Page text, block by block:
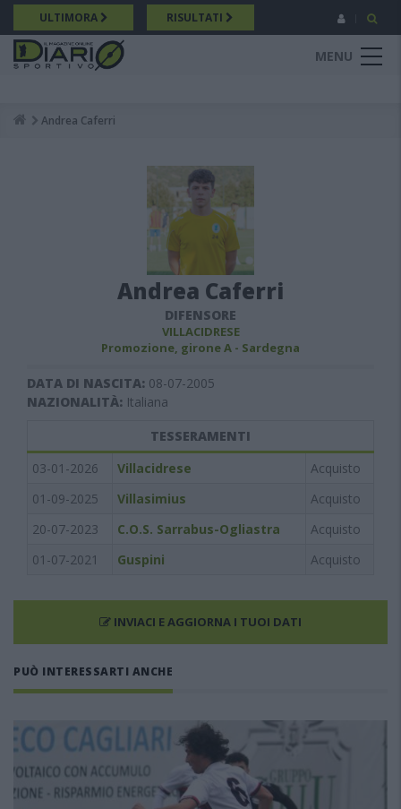
Salta
al
contenuto
principale
ULTIMORA RISULTATI
MENU
Breadcrumb
Andrea Caferri
Andrea Caferri
DIFENSORE
VILLACIDRESE
Promozione, girone A - Sardegna
DATA DI NASCITA: 08-07-2005
NAZIONALITÀ: Italiana
TESSERAMENTI
03-01-2026
Villacidrese
Acquisto
01-09-2025
Villasimius
Acquisto
20-07-2023
C.O.S. Sarrabus-Ogliastra
Acquisto
01-07-2021
Guspini Acquisto
INVIACI E AGGIORNA I TUOI DATI
PUÒ INTERESSARTI ANCHE